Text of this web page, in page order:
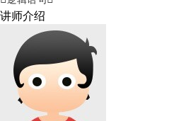
讲师介绍